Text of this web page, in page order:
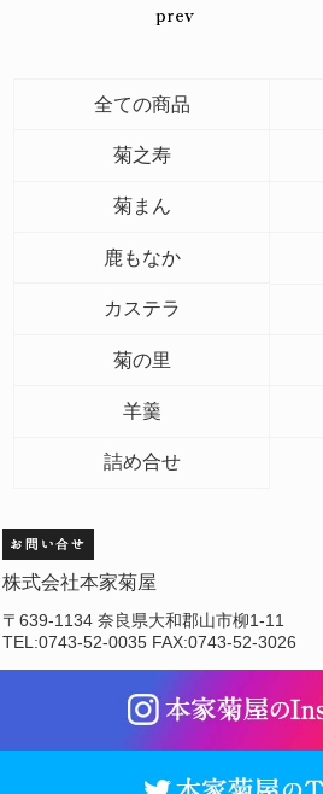
全ての商品
菊之寿
菊まん
鹿もなか
カステラ
菊の里
羊羹
詰め合せ
株式会社本家菊屋
〒639-1134 奈良県大和郡山市柳1-11
TEL:0743-52-0035 FAX:0743-52-3026